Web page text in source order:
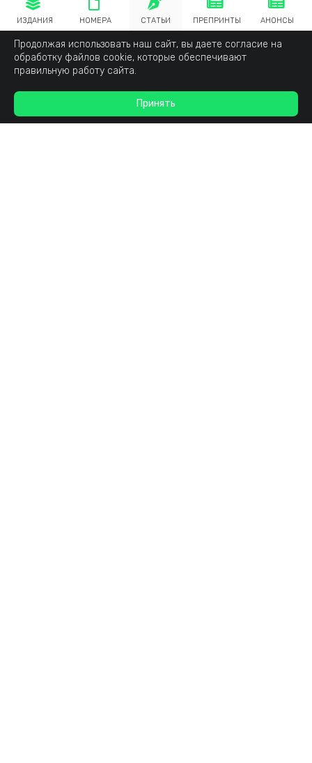
ИЗДАНИЯ НОМЕРА СТАТЬИ ПРЕПРИНТЫ АНОНСЫ
Продолжая использовать наш сайт, вы даете согласие на
обработку файлов cookie, которые обеспечивают
правильную работу сайта.
Принять